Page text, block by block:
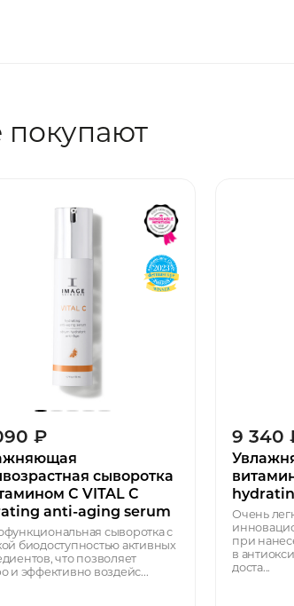
покупают
₽
сыворотка
С VITAL C
anti-aging serum
сыворотка с
биодоступностью активных
что позволяет
и эффективно воздейс...
9 340
Очень
при
в
доста...